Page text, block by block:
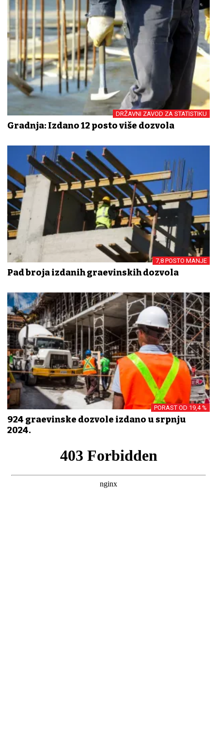
DRŽAVNI ZAVOD ZA STATISTIKU
Gradnja: Izdano 12 posto više dozvola
7,8 POSTO MANJE
Pad broja izdanih građevinskih dozvola
PORAST OD 19,4 %
924 građevinske dozvole izdano u srpnju
2024.